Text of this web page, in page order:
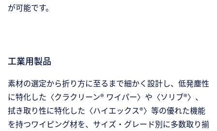
が可能です。
工業用製品
素材の選定から折り方に至るまで細かく設計し、低発塵性
に特化した〈クラクリーン® ワイパー〉や〈ソリブ®〉、
拭き取り性に特化した〈ハイエックス®〉等の優れた機能
を持つワイピング材を、サイズ・グレード別に多数取り揃